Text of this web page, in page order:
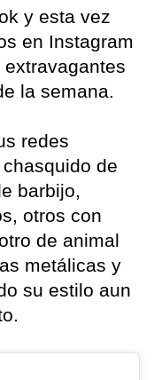
y esta vez
en Instagram
la semana.
redes
de
barbijo,
otros con
de animal
metálicas y
su estilo aun